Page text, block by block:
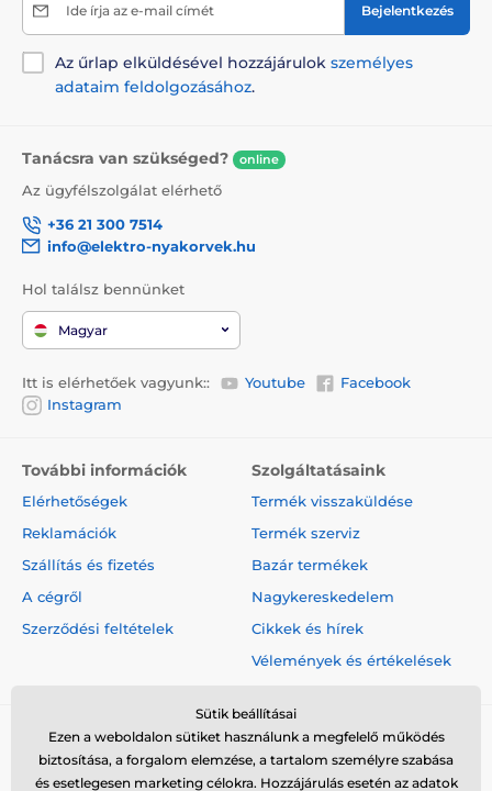
Ide írja az e-mail címét Bejelentkezés
Az űrlap elküldésével hozzájárulok személyes
adataim feldolgozásához.
Tanácsra van szükséged? online
Az ügyfélszolgálat elérhető
+36 21 300 7514
info@elektro-nyakorvek.hu
Hol találsz bennünket
Magyar
Itt is elérhetőek vagyunk:: Youtube
Facebook
Instagram
További információk
Elérhetőségek
Reklamációk
Szállítás és fizetés
A cégről
Szerződési feltételek
Szolgáltatásaink
Termék visszaküldése
Termék szerviz
Bazár termékek
Nagykereskedelem
Cikkek és hírek
Vélemények és értékelések
Sütik beállításai
Ezen a weboldalon sütiket használunk a megfelelő működés
biztosítása, a forgalom elemzése, a tartalom személyre szabása
és esetlegesen marketing célokra. Hozzájárulás esetén az adatok